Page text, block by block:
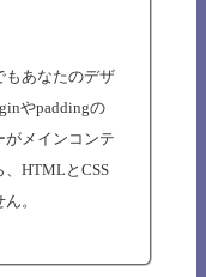
もあなたのデザ
やpaddingの
がメインコンテ
HTMLとCSS
。